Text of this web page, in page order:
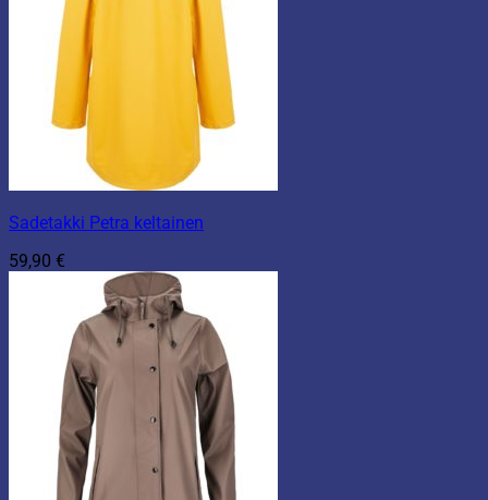
Sadetakki Petra keltainen
59,90 €